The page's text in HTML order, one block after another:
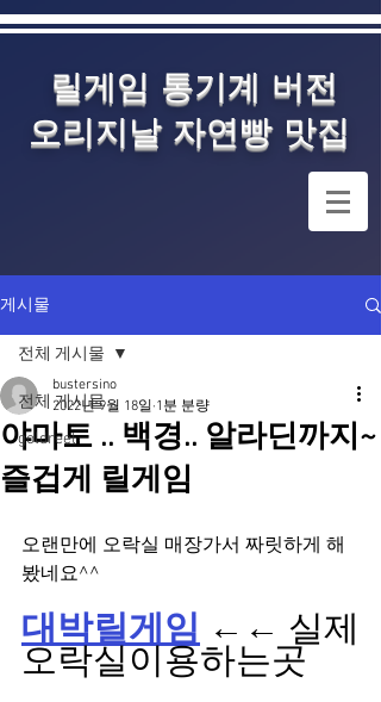
릴게임 통기계 버전
오리지날 자연빵 맛집
게시물
전체 게시물
goldreel
전체 게시물
야마토 .. 백경.. 알라딘까지~
즐겁게 릴게임
bustersino
2022년 9월 18일 1분 분량
오랜만에 오락실 매장가서 짜릿하게 해
봤네요^^
대박릴게임 ←← 실제
오락실이용하는곳